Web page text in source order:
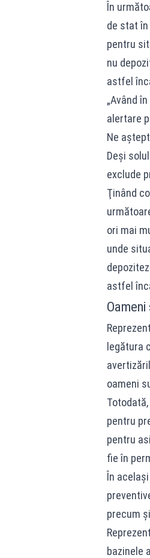
În
de stat
pentru
nu
astfel
„Având
alertare
Ne
Deşi
exclude
Ţinând
ori mai
unde
astfel
legătura
oameni
pentru
pentru
fie în
În
precum
bazinele